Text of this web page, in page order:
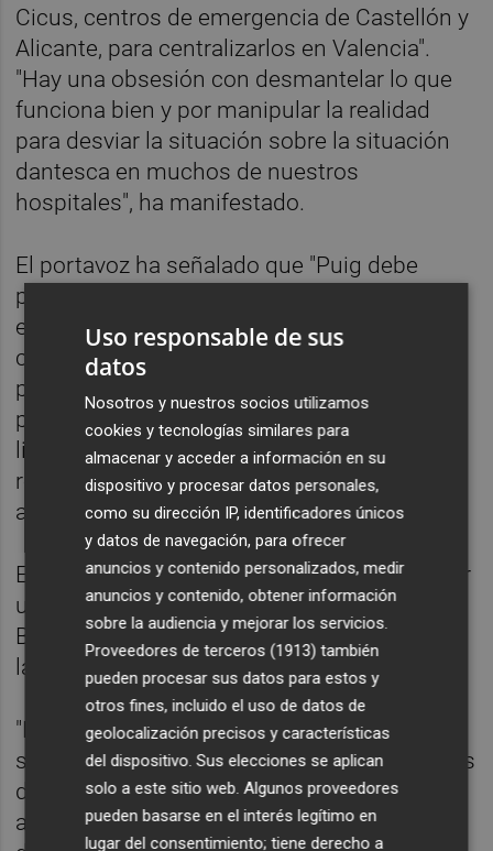
Cicus, centros de emergencia de Castellón y
Alicante, para centralizarlos en Valencia".
"Hay una obsesión con desmantelar lo que
funciona bien y por manipular la realidad
para desviar la situación sobre la situación
dantesca en muchos de nuestros
hospitales", ha manifestado.
El portavoz ha señalado que "Puig debe
ponerse a trabajar porque hay gente que lo
está pasando mal, con patologías graves,
covid y no covid". "A esto se añade la
precariedad con la que trabajan los
profesionales sanitarios con recursos
limitados y muchos problemas por falta de
refuerzos y los despidos de 3.300 sanitarios
a principios de verano", ha agregado.
En este sentido, ha recomendado a Puig "dar
un golpe en la mesa, cesar a la consellera
Barceló y ponerse a trabajar para reconducir
la situación".
"Debe dar un vuelco porque la situación
sanitaria es dramática con cierres de centros
de salud, consultorios cerrados, problemas
asistenciales en Primaria, en los Hospitales,
Uso responsable de sus
datos
Nosotros y nuestros socios utilizamos
cookies y tecnologías similares para
almacenar y acceder a información en su
dispositivo y procesar datos personales,
como su dirección IP, identificadores únicos
y datos de navegación, para ofrecer
anuncios y contenido personalizados, medir
anuncios y contenido, obtener información
sobre la audiencia y mejorar los servicios.
Proveedores de terceros (1913) también
pueden procesar sus datos para estos y
otros fines, incluido el uso de datos de
geolocalización precisos y características
del dispositivo. Sus elecciones se aplican
solo a este sitio web. Algunos proveedores
pueden basarse en el interés legítimo en
lugar del consentimiento; tiene derecho a